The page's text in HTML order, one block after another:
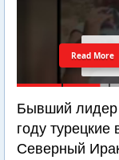
Read More
Бывший лидер
году турецкие
Северный